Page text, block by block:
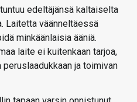
edeltäjänsä kaltaiselta
Laitetta väänneltäessä
minkäänlaisia ääniä.
laite ei kuitenkaan tarjoa,
ja toimivan